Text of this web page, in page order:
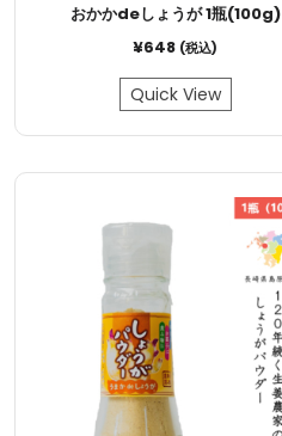
おかかdeしょうが 1瓶(100g)
¥648 (税込)
Quick View